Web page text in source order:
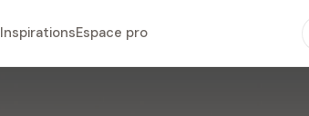
InspirationsEspace pro